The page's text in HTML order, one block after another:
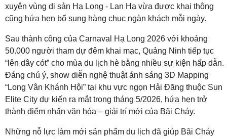
xuyên vùng di sản Hạ Long - Lan Hạ vừa được khai thông
cũng hứa hẹn bổ sung hàng chục ngàn khách mỗi ngày.
Sau thành công của Carnaval Hạ Long 2026 với khoảng
50.000 người tham dự đêm khai mạc, Quảng Ninh tiếp tục
“lên dây cót” cho mùa du lịch hè bằng nhiều sự kiện hấp dẫn.
Đáng chú ý, show diễn nghệ thuật ánh sáng 3D Mapping
“Long Vân Khánh Hội” tại khu vực ngọn Hải Đăng thuộc Sun
Elite City dự kiến ra mắt trong tháng 5/2026, hứa hẹn trở
thành điểm nhấn văn hóa – giải trí mới của Bãi Cháy.
Những nỗ lực làm mới sản phẩm du lịch đã giúp Bãi Cháy